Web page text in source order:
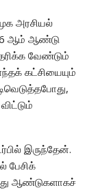
அரசியல்
ஆம் ஆண்டு
வேண்டும்
கட்சியையும்
இருந்தேன்.
பேசிக்
ஆண்டுகளாகச்